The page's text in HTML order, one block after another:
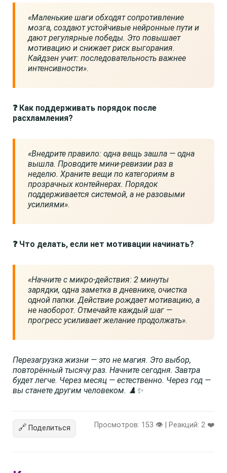
«Маленькие шаги обходят сопротивление
мозга, создают устойчивые нейронные пути и
дают регулярные победы. Это повышает
мотивацию и снижает риск выгорания.
Кайдзен учит: последовательность важнее
интенсивности».
❓ Как поддерживать порядок после
расхламления?
«Внедрите правило: одна вещь зашла — одна
вышла. Проводите мини-ревизии раз в
неделю. Храните вещи по категориям в
прозрачных контейнерах. Порядок
поддерживается системой, а не разовыми
усилиями».
❓ Что делать, если нет мотивации начинать?
«Начните с микро-действия: 2 минуты
зарядки, одна заметка в дневнике, очистка
одной папки. Действие рождает мотивацию, а
не наоборот. Отмечайте каждый шаг —
прогресс усиливает желание продолжать».
Перезагрузка жизни — это не магия. Это выбор,
повторённый тысячу раз. Начните сегодня. Завтра
будет легче. Через месяц — естественно. Через год —
вы станете другим человеком. ♟️✨
🔗 Поделиться Просмотров: 153 👁️ | Реакций: 2 ❤️